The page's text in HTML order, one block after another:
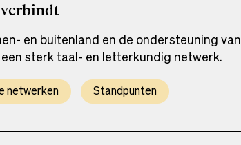
verbindt
en buitenland en de ondersteuning van
sterk taal- en letterkundig netwerk.
netwerken Standpunten